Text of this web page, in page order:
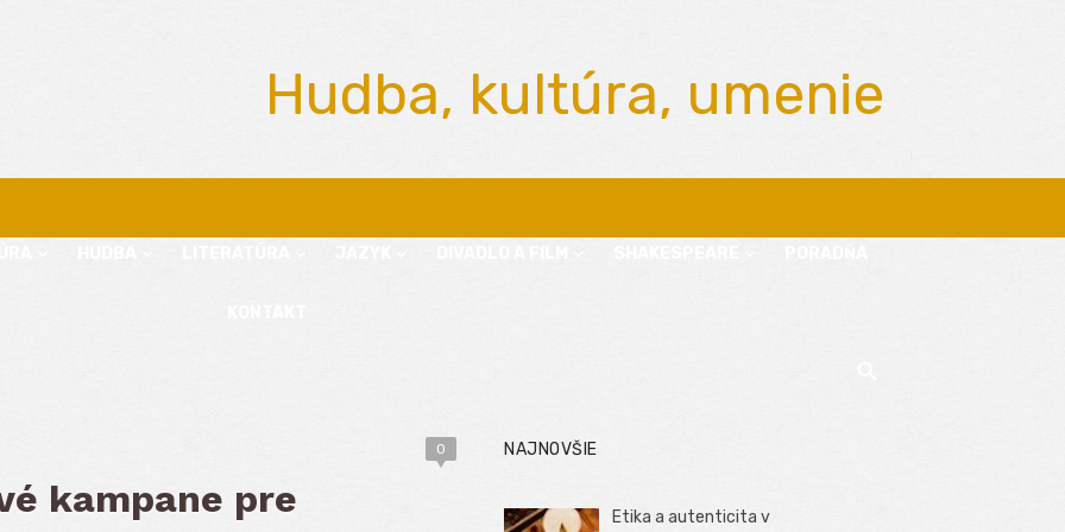
Hudba, kultúra, umenie
0
kampane pre
NAJNOVŠIE
Etika a autenticita v